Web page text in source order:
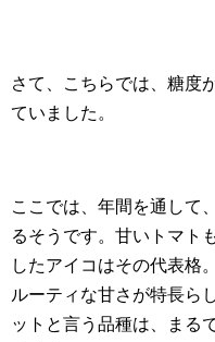
さて、こちらでは、糖度
ていました。
ここでは、年間を通して
るそうです。甘いトマト
したアイコはその代表格
ルーティな甘さが特長ら
ットと言う品種は、まる